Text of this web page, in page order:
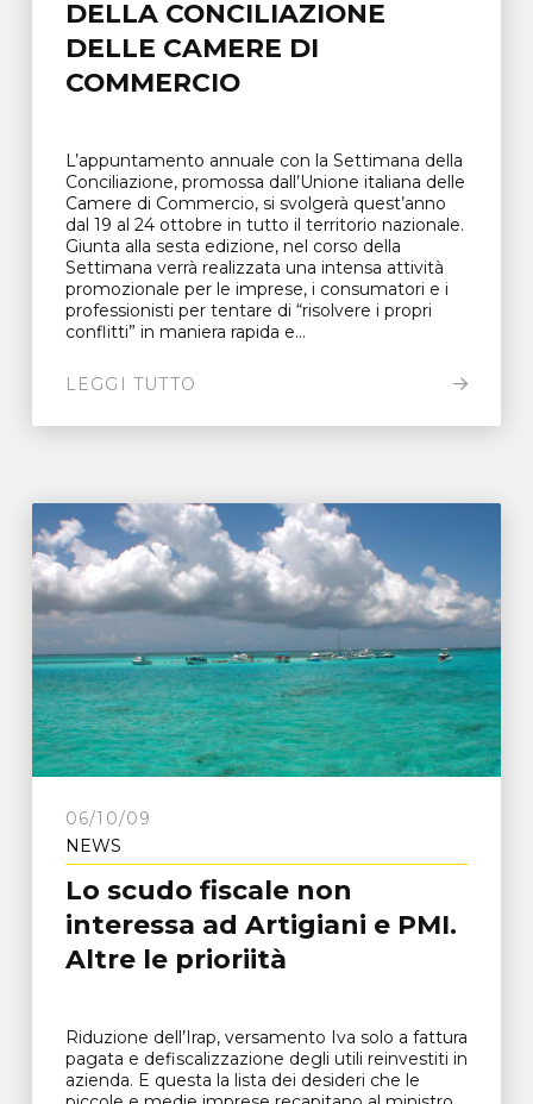
DELLA CONCILIAZIONE
DELLE CAMERE DI
COMMERCIO
L’appuntamento annuale con la Settimana della
Conciliazione, promossa dall’Unione italiana delle
Camere di Commercio, si svolgerà quest’anno
dal 19 al 24 ottobre in tutto il territorio nazionale.
Giunta alla sesta edizione, nel corso della
Settimana verrà realizzata una intensa attività
promozionale per le imprese, i consumatori e i
professionisti per tentare di “risolvere i propri
conflitti” in maniera rapida e...
LEGGI TUTTO
06/10/09
NEWS
Lo scudo fiscale non
interessa ad Artigiani e PMI.
Altre le prioriità
Riduzione dell’Irap, versamento Iva solo a fattura
pagata e defiscalizzazione degli utili reinvestiti in
azienda. E questa la lista dei desideri che le